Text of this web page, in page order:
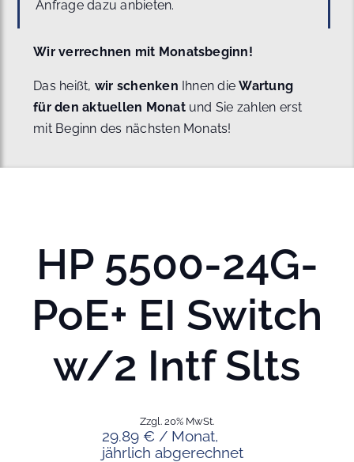
Anfrage dazu anbieten.
Wir verrechnen mit Monatsbeginn!
Das heißt, wir schenken Ihnen dieWartung
für den aktuellen Monat und Sie zahlen erst
mit Beginn des nächsten Monats!
HP 5500-24G-
PoE+ EI Switch
w/2 Intf Slts
29.89 € / Monat,
jährlich abgerechnet
Zzgl. 20% MwSt.